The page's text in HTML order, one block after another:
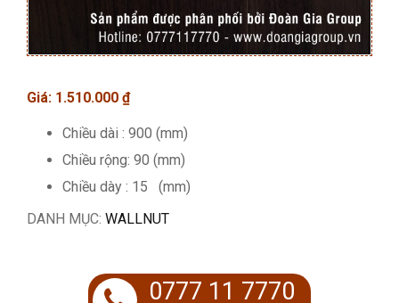
Giá: 1.510.000 ₫
Chiều dài : 900 (mm)
Chiều rộng: 90 (mm)
Chiều dày : 15 (mm)
DANH MỤC: WALLNUT
0777 11 7770